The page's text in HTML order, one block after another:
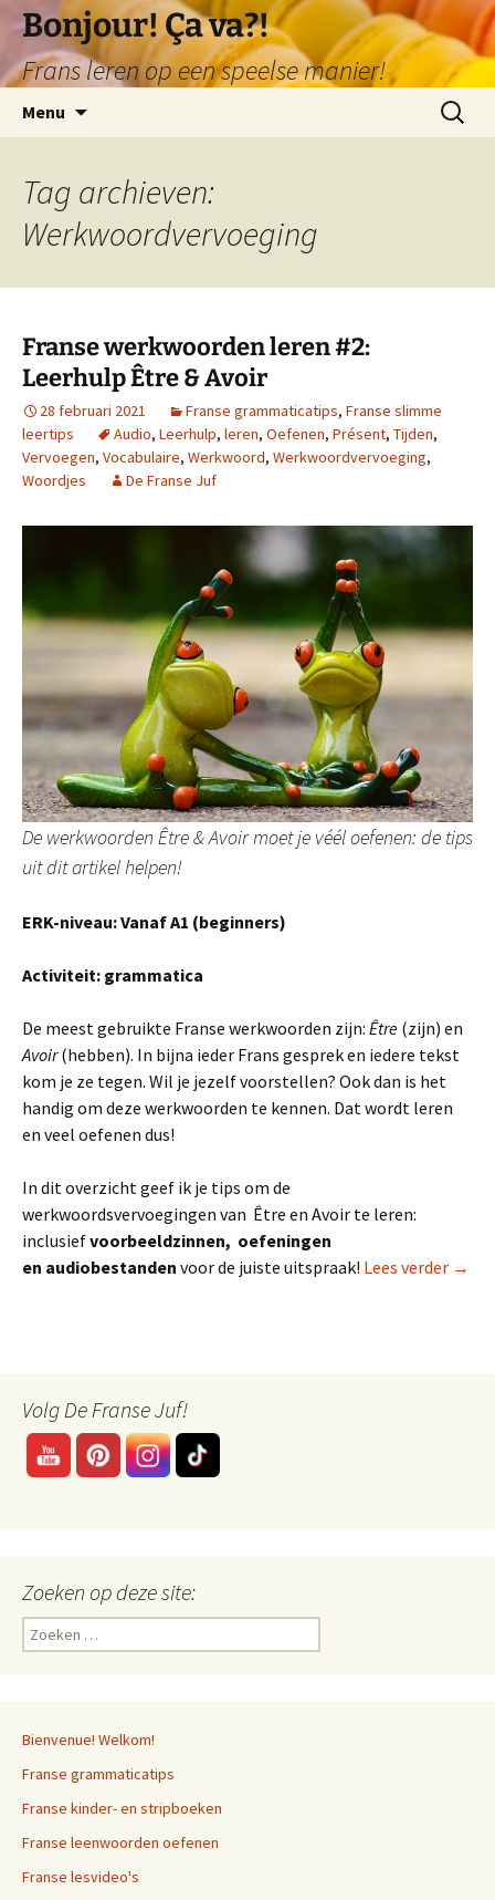
naar
de
inhoud
Bonjour! Ça va?!
Frans leren op een speelse manier!
Menu
Zoeken
naar:
Tag archieven:
Werkwoordvervoeging
Franse werkwoorden leren #2:
Leerhulp Être & Avoir
28 februari 2021 Franse grammaticatips, Franse slimme
leertips
Audio, Leerhulp, leren, Oefenen, Présent, Tijden,
Vervoegen, Vocabulaire, Werkwoord, Werkwoordvervoeging,
Woordjes
De Franse Juf
De werkwoorden Être & Avoir moet je véél oefenen: de tips
uit dit artikel helpen!
ERK-niveau: Vanaf A1 (beginners)
Activiteit: grammatica
De meest gebruikte Franse werkwoorden zijn: Être (zijn) en
Avoir(hebben). In bijna ieder Frans gesprek en iedere tekst
kom je ze tegen. Wil je jezelf voorstellen? Ook dan is het
handig om deze werkwoorden te kennen. Dat wordt leren
en veel oefenen dus!
In dit overzicht geef ik je tips om de
werkwoordsvervoegingen van Être en Avoir te leren:
inclusiefvoorbeeldzinnen, oefeningen
en audiobestanden voor de juiste uitspraak! Lees verder →
Volg De Franse Juf!
Zoeken op deze site:
Zoeken
naar:
Bienvenue! Welkom!
Franse grammaticatips
Franse kinder- en stripboeken
Franse leenwoorden oefenen
Franse lesvideo's